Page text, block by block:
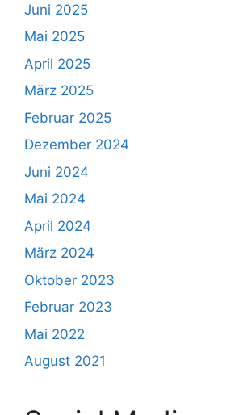
Juni 2025
Mai 2025
April 2025
März 2025
Februar 2025
Dezember 2024
Juni 2024
Mai 2024
April 2024
März 2024
Oktober 2023
Februar 2023
Mai 2022
August 2021